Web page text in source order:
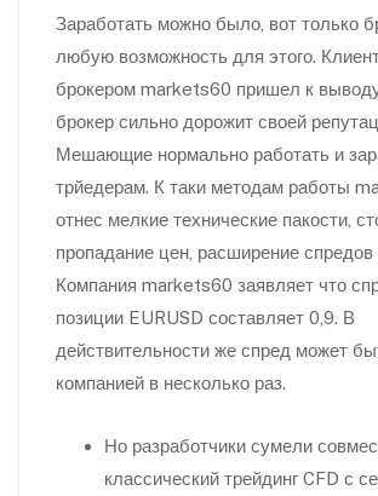
Заработать можно было, вот только
любую возможность для этого.
брокером markets60 пришел к
брокер сильно дорожит своей
Мешающие нормально работать и
трйедерам. К таки методам работы
отнес мелкие технические пакости,
пропадание цен, расширение спредов
Компания markets60 заявляет что
позиции EURUSD составляет 0,9. В
действительности же спред может
компанией в несколько раз.
Но разработчики сумели
классический трейдинг CFD с